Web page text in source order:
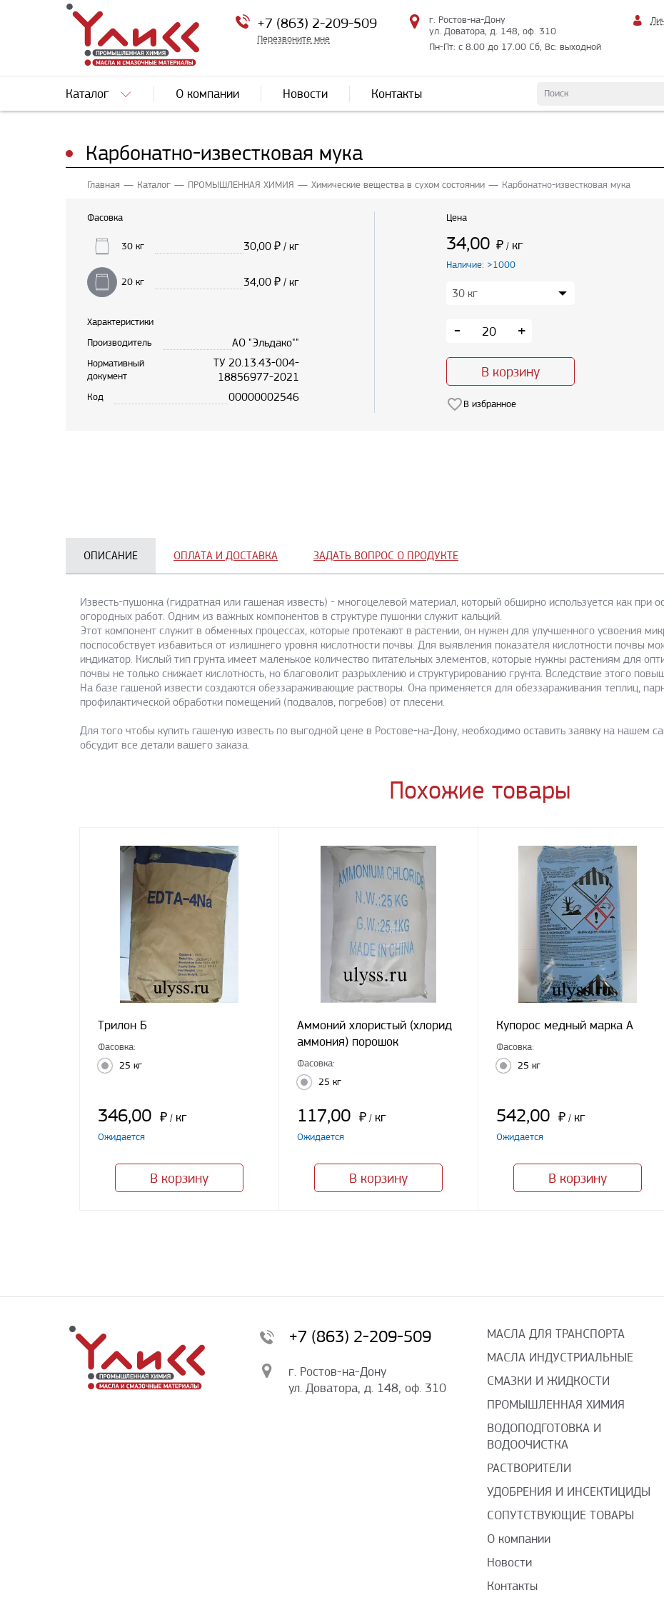
+7 (863) 2-209-509
Перезвоните мне
г. Ростов-на-Дону
ул. Доватора, д. 148, оф. 310
Пн-Пт: с 8.00 до 17.00 Сб, Вс: выходной
Каталог О компании Новости Контакты
Карбонатно-известковая мука
Главная Каталог ПРОМЫШЛЕННАЯ ХИМИЯ Химические вещества в сухом состоянии Карбонатно-известковая мука
Фасовка
30 кг 30,00 ₽ / кг
20 кг 34,00 ₽ / кг
Характеристики
Производитель
АО "Эльдако""
Нормативный
документ
ТУ 20.13.43-004-
18856977-2021
Код 00000002546
Цена
34,00 ₽ / кг
Наличие: >1000
- +
В корзину
В избранное
ОПИСАНИЕ ОПЛАТА И ДОСТАВКА ЗАДАТЬ ВОПРОС О ПРОДУКТЕ
Известь-пушонка (гидратная или гашеная известь) - многоцелевой материал, который обширно используется как при
огородных работ. Одним из важных компонентов в структуре пушонки служит кальций.
Этот компонент служит в обменных процессах, которые протекают в растении, он нужен для улучшенного усвоения
поспособствует избавиться от излишнего уровня кислотности почвы. Для выявления показателя кислотности почвы
индикатор. Кислый тип грунта имеет маленькое количество питательных элементов, которые нужны растениям для
почвы не только снижает кислотность, но благоволит разрыхлению и структурированию грунта. Вследствие этого
На базе гашеной извести создаются обеззараживающие растворы. Она применяется для обеззараживания теплиц,
профилактической обработки помещений (подвалов, погребов) от плесени.
Для того чтобы купить гашеную известь по выгодной цене в Ростове-на-Дону, необходимо оставить заявку на нашем
обсудит все детали вашего заказа.
Похожие товары
Трилон Б
Фасовка:
25 кг
346,00 ₽ / кг
Ожидается
В корзину
Аммоний хлористый (хлорид
аммония) порошок
Фасовка:
25 кг
117,00 ₽ / кг
Ожидается
В корзину
Купорос медный марка А
Фасовка:
25 кг
542,00 ₽ / кг
Ожидается
В корзину
+7 (863) 2-209-509
г. Ростов-на-Дону
ул. Доватора, д. 148, оф. 310
МАСЛА ДЛЯ ТРАНСПОРТА
МАСЛА ИНДУСТРИАЛЬНЫЕ
СМАЗКИ И ЖИДКОСТИ
ПРОМЫШЛЕННАЯ ХИМИЯ
ВОДОПОДГОТОВКА И
ВОДООЧИСТКА
РАСТВОРИТЕЛИ
УДОБРЕНИЯ И ИНСЕКТИЦИДЫ
СОПУТСТВУЮЩИЕ ТОВАРЫ
О компании
Новости
Контакты